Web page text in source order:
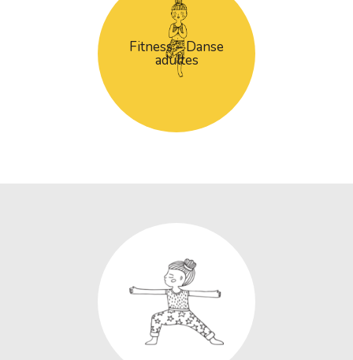
Fitness – Danse
adultes